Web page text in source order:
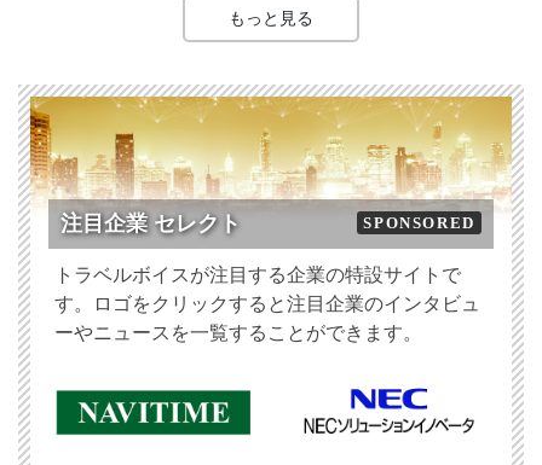
もっと見る
注目企業 セレクト SPONSORED
トラベルボイスが注目する企業の特設サイトで
す。ロゴをクリックすると注目企業のインタビュ
ーやニュースを一覧することができます。